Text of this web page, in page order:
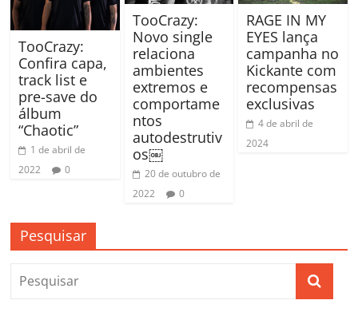
TooCrazy:
Confira capa,
track list e
pre-save do
álbum
“Chaotic”
1 de abril de
2022
0
TooCrazy:
Novo single
relaciona
ambientes
extremos e
comportame
ntos
autodestrutiv
os￼
20 de outubro de
2022
0
RAGE IN MY
EYES lança
campanha no
Kickante com
recompensas
exclusivas
4 de abril de
2024
Pesquisar